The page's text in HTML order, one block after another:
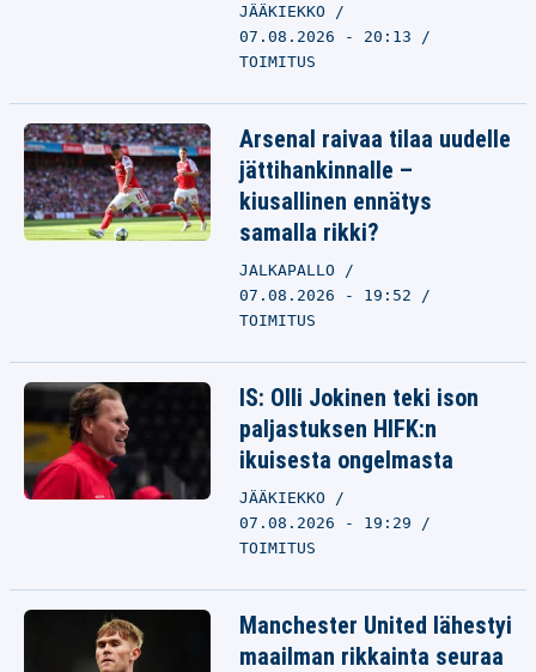
JÄÄKIEKKO
07.08.2026 - 20:13
TOIMITUS
Arsenal raivaa tilaa uudelle
jättihankinnalle –
kiusallinen ennätys
samalla rikki?
JALKAPALLO
07.08.2026 - 19:52
TOIMITUS
IS: Olli Jokinen teki ison
paljastuksen HIFK:n
ikuisesta ongelmasta
JÄÄKIEKKO
07.08.2026 - 19:29
TOIMITUS
Manchester United lähestyi
maailman rikkainta seuraa